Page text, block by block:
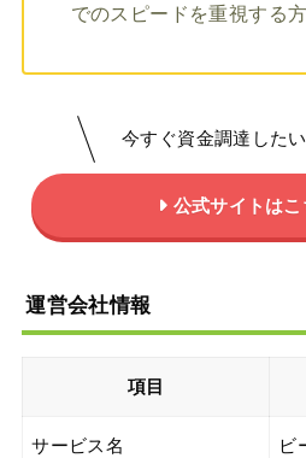
でのスピードを重視する方
今すぐ資金調達した
公式サイトは
運営会社情報
項目
サービス名 ビ